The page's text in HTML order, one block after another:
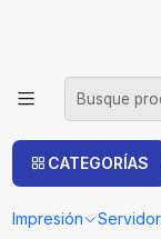
CATEGORÍAS
Impresión